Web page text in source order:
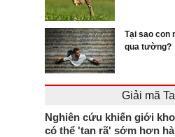
Tại sao con
qua tường?
Giải mã
Nghiên cứu khiến giới
có thể 'tan rã' sớm hơn